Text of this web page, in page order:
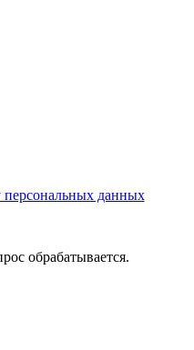
персональных данных
обрабатывается.